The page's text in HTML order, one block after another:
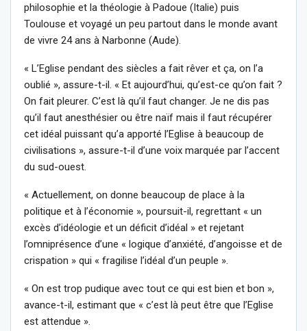
philosophie et la théologie à Padoue (Italie) puis
Toulouse et voyagé un peu partout dans le monde avant
de vivre 24 ans à Narbonne (Aude).
« L’Eglise pendant des siècles a fait rêver et ça, on l’a
oublié », assure-t-il. « Et aujourd’hui, qu’est-ce qu’on fait ?
On fait pleurer. C’est là qu’il faut changer. Je ne dis pas
qu’il faut anesthésier ou être naïf mais il faut récupérer
cet idéal puissant qu’a apporté l’Eglise à beaucoup de
civilisations », assure-t-il d’une voix marquée par l’accent
du sud-ouest.
« Actuellement, on donne beaucoup de place à la
politique et à l’économie », poursuit-il, regrettant « un
excès d’idéologie et un déficit d’idéal » et rejetant
l’omniprésence d’une « logique d’anxiété, d’angoisse et de
crispation » qui « fragilise l’idéal d’un peuple ».
« On est trop pudique avec tout ce qui est bien et bon »,
avance-t-il, estimant que « c’est là peut être que l’Eglise
est attendue ».